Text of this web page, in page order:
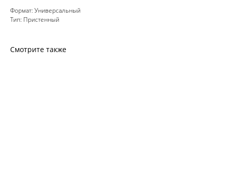
Формат: Универсальный
Тип: Пристенный
Смотрите также